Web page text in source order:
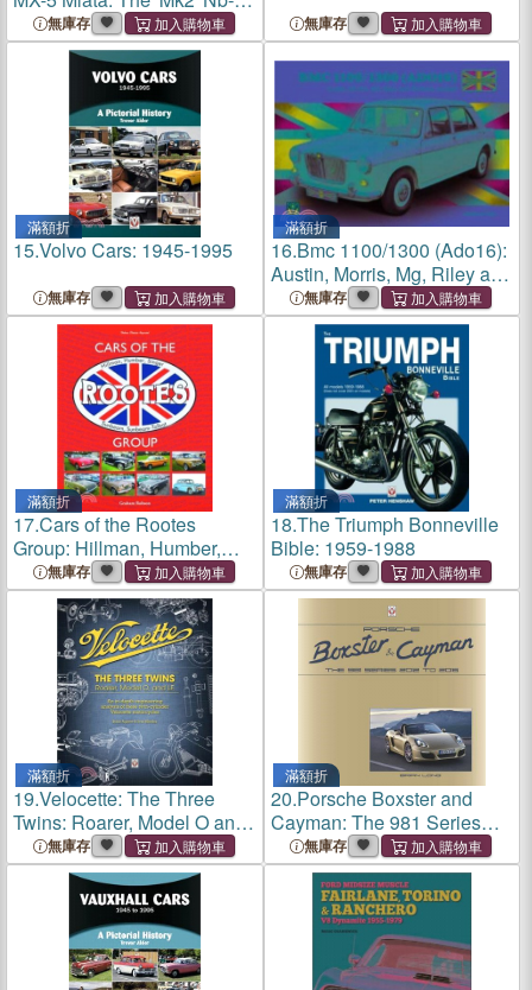
Series 1997 to 2004
無庫存 無庫存
滿額折
15.Volvo Cars: 1945-1995
無庫存
滿額折
16.Bmc 1100/1300 (Ado16):
Austin, Morris, Mg, Riley and
Wolseley Models
無庫存
滿額折
17.Cars of the Rootes
Group: Hillman, Humber,
Singer, Sunbeam,
Sunbeam-Talbot
無庫存
滿額折
18.The Triumph Bonneville
Bible: 1959-1988
無庫存
滿額折
19.Velocette: The Three
Twins: Roarer, Model O and
Le 無庫存
滿額折
20.Porsche Boxster and
Cayman: The 981 Series
2012 to 2016
無庫存